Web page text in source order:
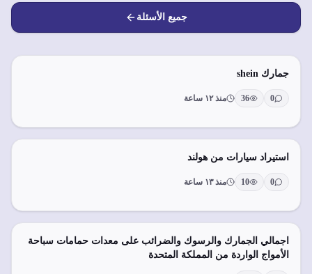
جميع الأسئلة
جمارك shein
0
36 منذ ١٢ ساعة
استيراد سيارات من هولند
0
10 منذ ١٣ ساعة
اجمالي الجمارك والرسوك والضرائب على معدات حمامات سباحة
الأمواج الواردة من المملكة المتحدة